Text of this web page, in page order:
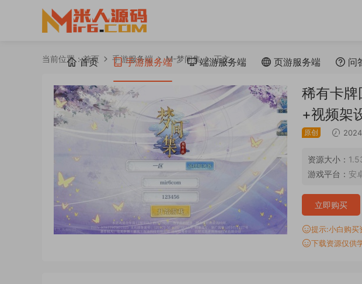
首页 手游服务端 端游服务端 页游服务端 问
当前位置：首页 手游服务端 M-梦间集 正文
稀有卡
+视频架
原创
资源大小：
游戏平台： 安
立即购买
提示:小白购买
下载资源仅供